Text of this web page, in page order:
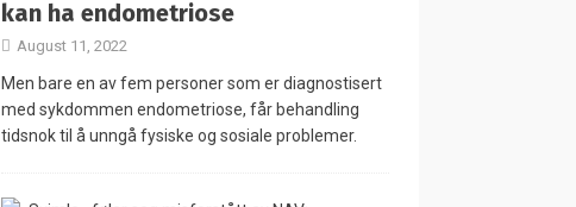
kan ha endometriose
August 11, 2022
Men bare en av fem personer som er diagnostisert
med sykdommen endometriose, får behandling
tidsnok til å unngå fysiske og sosiale problemer.